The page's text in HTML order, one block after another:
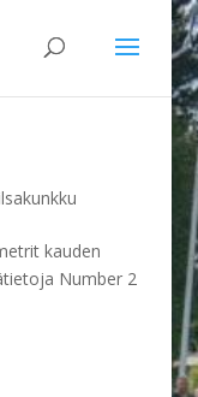
kauden
Number 2